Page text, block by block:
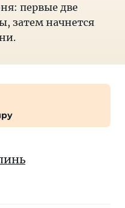
первые две
затем начнется